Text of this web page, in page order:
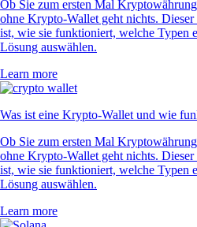
Ob Sie zum ersten Mal
ohne Krypto-Wallet geht nichts.
ist, wie sie funktioniert, welche Typen
Lösung auswählen.
Learn more
Was ist eine Krypto-Wallet und wie
Ob Sie zum ersten Mal
ohne Krypto-Wallet geht nichts.
ist, wie sie funktioniert, welche Typen
Lösung auswählen.
Learn more